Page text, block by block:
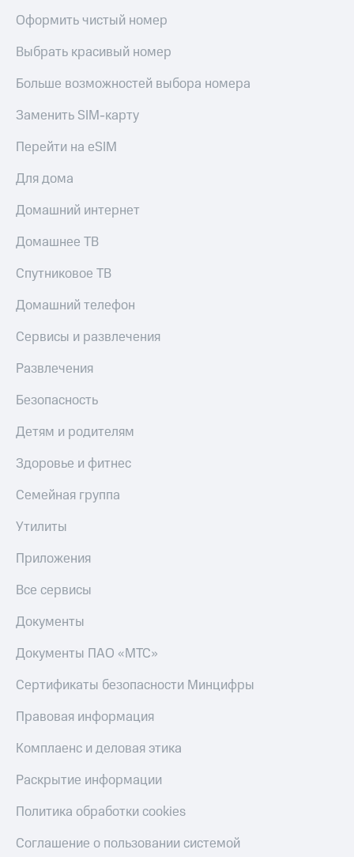
Оформить чистый номер
Выбрать красивый номер
Больше возможностей выбора номера
Заменить SIM-карту
Перейти на eSIM
Для дома
Домашний интернет
Домашнее ТВ
Спутниковое ТВ
Домашний телефон
Сервисы и развлечения
Развлечения
Безопасность
Детям и родителям
Здоровье и фитнес
Семейная группа
Утилиты
Приложения
Все сервисы
Документы
Документы ПАО «МТС»
Сертификаты безопасности Минцифры
Правовая информация
Комплаенс и деловая этика
Раскрытие информации
Политика обработки cookies
Соглашение о пользовании системой